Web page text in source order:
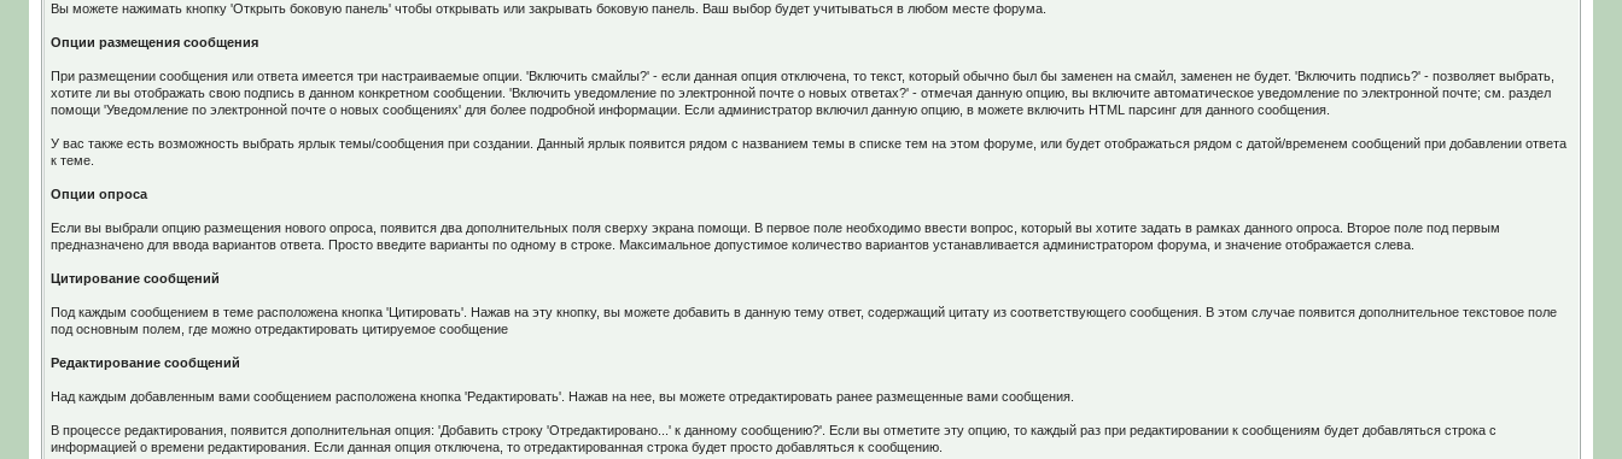
Вы можете нажимать кнопку 'Открыть боковую панель' чтобы открывать или закрывать боковую панель. Ваш выбор будет учитываться в любом месте форума.
Опции размещения сообщения
При размещении сообщения или ответа имеется три настраиваемые опции. 'Включить смайлы?' - если данная опция отключена, то текст, который обычно был бы заменен на смайл, заменен не будет. 'Включить подпись?' - позволяет выбрать,
хотите ли вы отображать свою подпись в данном конкретном сообщении. 'Включить уведомление по электронной почте о новых ответах?' - отмечая данную опцию, вы включите автоматическое уведомление по электронной почте; см. раздел
помощи 'Уведомление по электронной почте о новых сообщениях' для более подробной информации. Если администратор включил данную опцию, в можете включить HTML парсинг для данного сообщения.
У вас также есть возможность выбрать ярлык темы/сообщения при создании. Данный ярлык появится рядом с названием темы в списке тем на этом форуме, или будет отображаться рядом с датой/временем сообщений при добавлении ответа
к теме.
Опции опроса
Если вы выбрали опцию размещения нового опроса, появится два дополнительных поля сверху экрана помощи. В первое поле необходимо ввести вопрос, который вы хотите задать в рамках данного опроса. Второе поле под первым
предназначено для ввода вариантов ответа. Просто введите варианты по одному в строке. Максимальное допустимое количество вариантов устанавливается администратором форума, и значение отображается слева.
Цитирование сообщений
Под каждым сообщением в теме расположена кнопка 'Цитировать'. Нажав на эту кнопку, вы можете добавить в данную тему ответ, содержащий цитату из соответствующего сообщения. В этом случае появится дополнительное текстовое поле
под основным полем, где можно отредактировать цитируемое сообщение
Редактирование сообщений
Над каждым добавленным вами сообщением расположена кнопка 'Редактировать'. Нажав на нее, вы можете отредактировать ранее размещенные вами сообщения.
В процессе редактирования, появится дополнительная опция: 'Добавить строку 'Отредактировано...' к данному сообщению?'. Если вы отметите эту опцию, то каждый раз при редактировании к сообщениям будет добавляться строка с
информацией о времени редактирования. Если данная опция отключена, то отредактированная строка будет просто добавляться к сообщению.